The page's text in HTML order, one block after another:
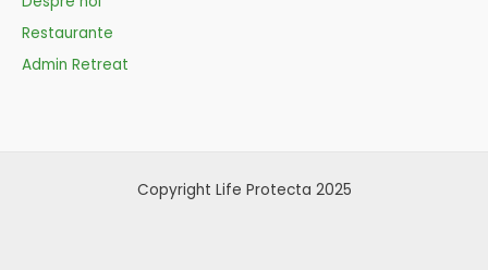
Restaurante
Admin Retreat
Copyright Life Protecta 2025